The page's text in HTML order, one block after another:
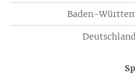
Baden-